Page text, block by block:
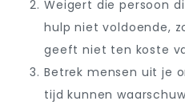
Weigert die persoon
hulp niet voldoende,
geeft niet ten koste
Betrek mensen uit je
tijd kunnen